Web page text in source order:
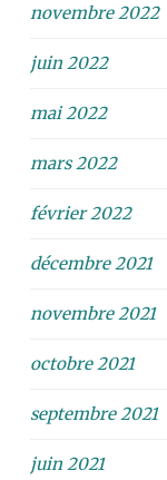
novembre 2022
juin 2022
mai 2022
mars 2022
février 2022
décembre 2021
novembre 2021
octobre 2021
septembre 2021
juin 2021